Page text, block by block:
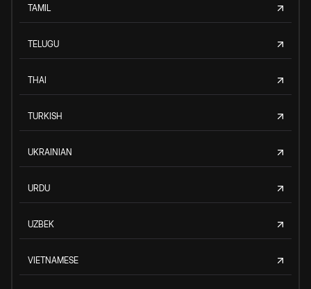
TAMIL
TELUGU
THAI
TURKISH
UKRAINIAN
URDU
UZBEK
VIETNAMESE